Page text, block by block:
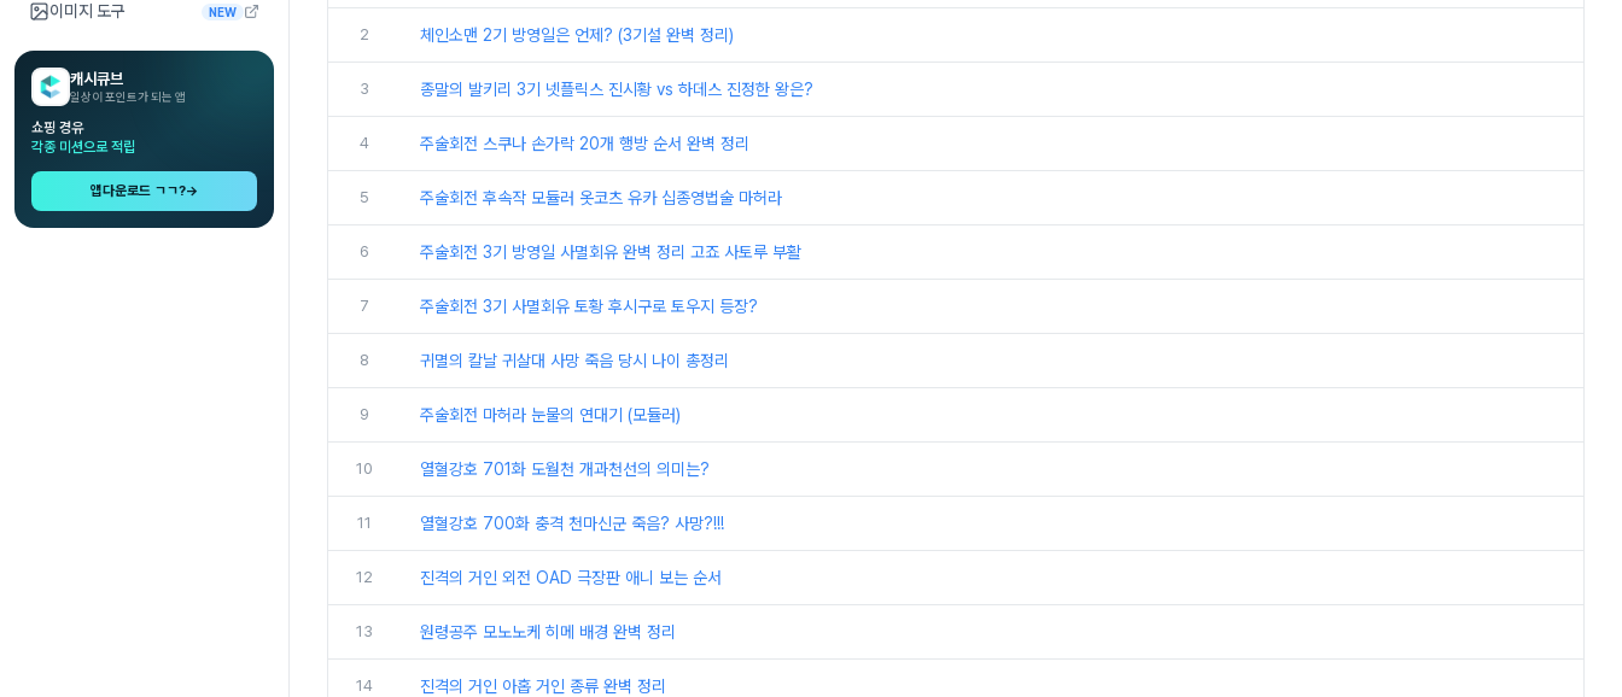
이미지 도구 NEW
캐시큐브
일상이 포인트가 되는 앱
쇼핑 경유
각종 미션으로 적립
앱다운로드 ㄱㄱ?→
2 ​체인소맨 2기 방영일은 언제? (3기설 완벽 정리)
3 종말의 발키리 3기 넷플릭스 진시황 vs 하데스 진정한 왕은?
4 주술회전 스쿠나 손가락 20개 행방 순서 완벽 정리
5 주술회전 후속작 모듈러 옷코츠 유카 십종영법술 마허라
6 주술회전 3기 방영일 사멸회유 완벽 정리 고죠 사토루 부활
7 주술회전 3기 사멸회유 토황 후시구로 토우지 등장?
8 귀멸의 칼날 귀살대 사망 죽음 당시 나이 총정리
9 주술회전 마허라 눈물의 연대기 (모듈러)
10 열혈강호 701화 도월천 개과천선의 의미는?
11 열혈강호 700화 충격 천마신군 죽음? 사망?!!!
12 진격의 거인 외전 OAD 극장판 애니 보는 순서
13 원령공주 모노노케 히메 배경 완벽 정리
14 진격의 거인 아홉 거인 종류 완벽 정리